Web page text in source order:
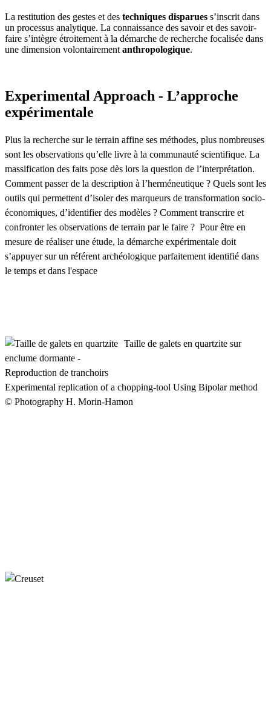
La restitution des gestes et des techniques disparues s’inscrit dans
un processus analytique. La connaissance des savoir et des savoir-
faire s’intègre étroitement à la démarche de recherche focalisée dans
une dimension volontairement anthropologique.
Experimental Approach - L’approche
expérimentale
Plus la recherche sur le terrain affine ses méthodes, plus nombreuses
sont les observations qu’elle livre à la communauté scientifique. La
massification des faits pose dès lors la question de l’interprétation.
Comment passer de la description à l’herméneutique ? Quels sont les
outils qui permettent d’isoler des marqueurs de transformation socio-
économiques, d’identifier des modèles ? Comment transcrire et
confronter les observations de terrain par le faire ? Pour être en
mesure de réaliser une étude, la démarche expérimentale doit
s’appuyer sur un référent archéologique parfaitement identifié dans
le temps et dans l'espace
Taille de galets en quartzite sur
enclume dormante -
Reproduction de tranchoirs
Experimental replication of a chopping-tool Using Bipolar method
© Photography H. Morin-Hamon